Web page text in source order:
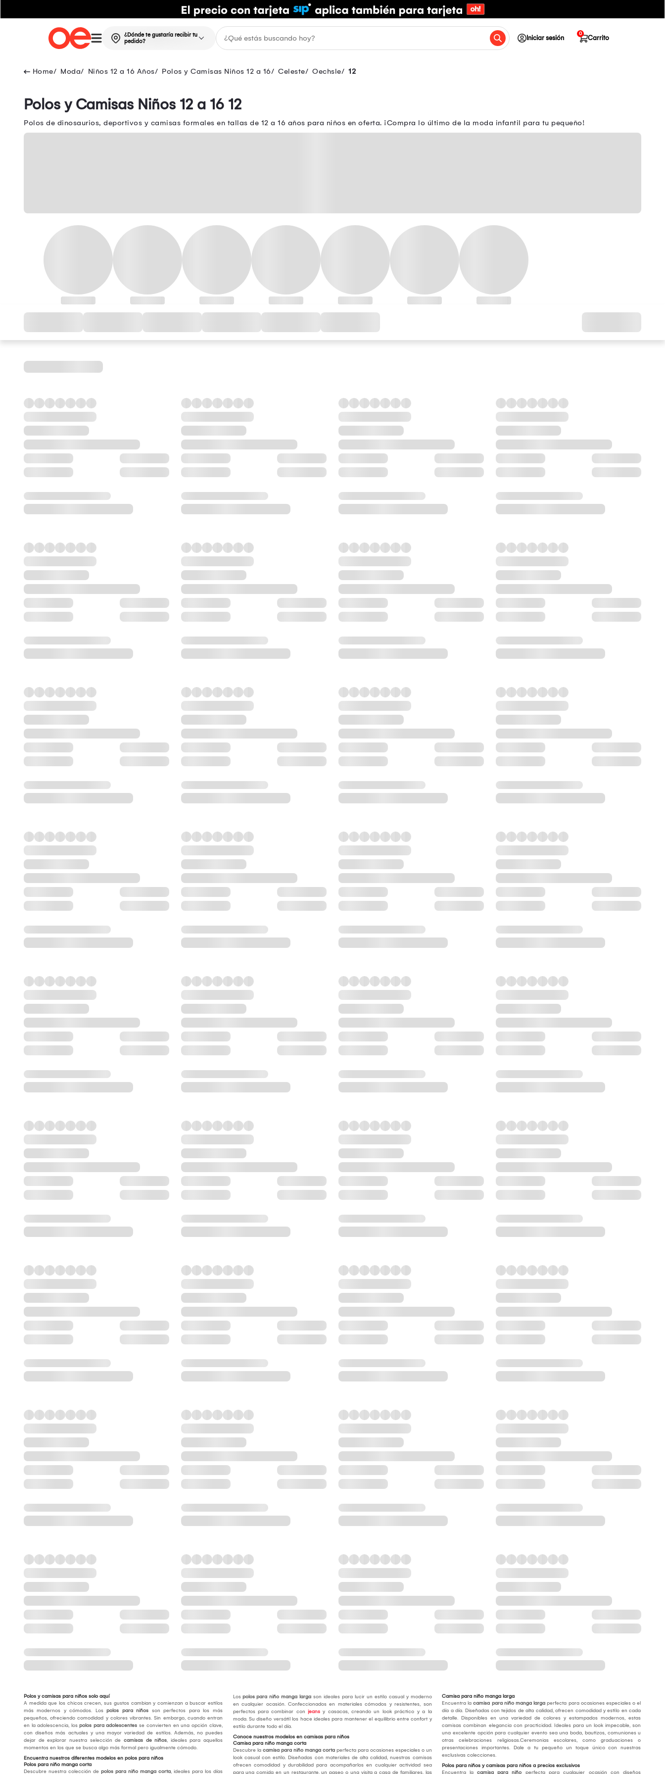
¿Dónde te gustaría recibir tu
pedido?
Iniciar sesión Carrito
0
Moda Niños 12 a 16 Años Polos y Camisas Niños 12 a 16 Celeste Oechsle 12
Polos y Camisas Niños 12 a 16 12
Polos de dinosaurios, deportivos y camisas formales en tallas de 12 a 16 años para niños en oferta. ¡Compra lo último de la moda infantil para tu pequeño!
Polos y camisas para niños solo aquí
A medida que los chicos crecen, sus gustos cambian y comienzan a buscar estilos
más modernos y cómodos. Los polos para niños son perfectos para los más
pequeños, ofreciendo comodidad y colores vibrantes. Sin embargo, cuando entran
en la adolescencia, los polos para adolescentes se convierten en una opción clave,
con diseños más actuales y una mayor variedad de estilos. Además, no puedes
dejar de explorar nuestra selección de camisas de niños, ideales para aquellos
momentos en los que se busca algo más formal pero igualmente cómodo.
Encuentra nuestros diferentes modelos en polos para niños
Polos para niño manga corta
Descubre nuestra colección de polos para niño manga corta, ideales para los días
Los polos para niño manga largason ideales para lucir un estilo casual y moderno
en cualquier ocasión. Confeccionados en materiales cómodos y resistentes, son
perfectos para combinar con jeansy casacas, creando un look práctico y a la
moda. Su diseño versátil los hace ideales para mantener el equilibrio entre confort y
estilo durante todo el día.
Conoce nuestros modelos en camisas para niños
Camisa para niño manga corta
Descubre la camisa para niño manga cortaperfecta para ocasiones especiales o un
look casual con estilo. Diseñadas con materiales de alta calidad, nuestras camisas
ofrecen comodidad y durabilidad para acompañarlos en cualquier actividad sea
para una comida en un restaurante, un paseo o una visita a casa de familiares, las
Camisa para niño manga larga
Encuentra lacamisa para niño manga larga perfecta para ocasiones especiales o el
día a día. Diseñadas con tejidos de alta calidad, ofrecen comodidad y estilo en cada
detalle. Disponibles en una variedad de colores y estampados modernos, estas
camisas combinan elegancia con practicidad. Ideales para un look impecable, son
una excelente opción para cualquier evento sea una boda, bautizos, comuniones u
otras celebraciones religiosas.Ceremonias escolares, como graduaciones o
presentaciones importantes. Dale a tu pequeño un toque único con nuestras
exclusivas colecciones.
Polos para niños y camisas para niños a precios exclusivos
Encuentra lacamisa para niño perfecta para cualquier ocasión con diseños